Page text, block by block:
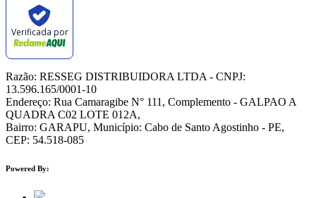
Verificada por
Razão: RESSEG DISTRIBUIDORA LTDA - CNPJ:
13.596.165/0001-10
Endereço: Rua Camaragibe N° 111, Complemento - GALPAO A
QUADRA C02 LOTE 012A,
Bairro: GARAPU, Município: Cabo de Santo Agostinho - PE,
CEP: 54.518-085
Powered By: